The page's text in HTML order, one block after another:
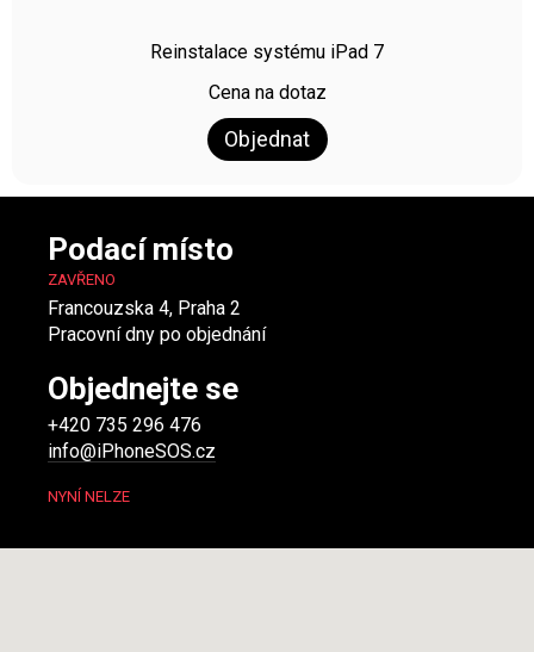
Reinstalace systému iPad 7
Cena na dotaz
Objednat
Podací místo
ZAVŘENO
Francouzska 4, Praha 2
Pracovní dny po objednání
Objednejte se
+420 735 296 476
info@iPhoneSOS.cz
NYNÍ NELZE